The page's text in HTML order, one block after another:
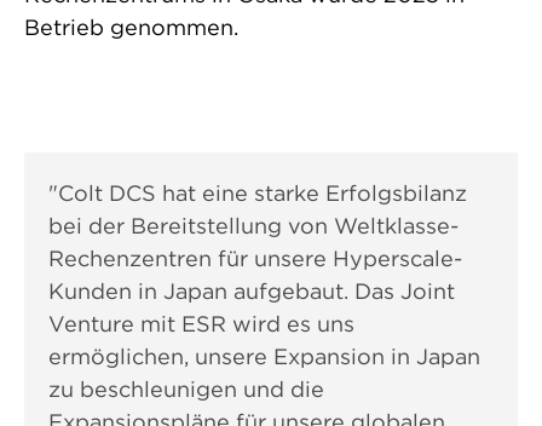
Betrieb genommen.
"Colt DCS hat eine starke Erfolgsbilanz
bei der Bereitstellung von Weltklasse-
Rechenzentren für unsere Hyperscale-
Kunden in Japan aufgebaut. Das Joint
Venture mit ESR wird es uns
ermöglichen, unsere Expansion in Japan
zu beschleunigen und die